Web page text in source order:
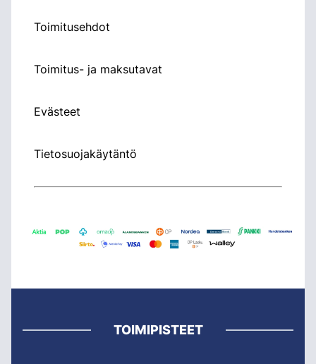
Toimitusehdot
Toimitus- ja maksutavat
Evästeet
Tietosuojakäytäntö
TOIMIPISTEET